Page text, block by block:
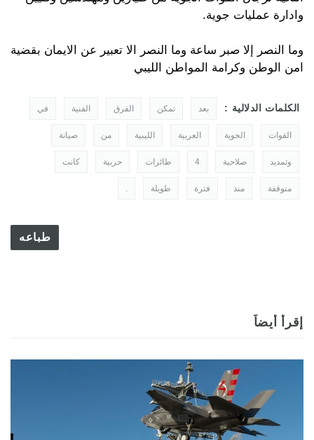
وادارة عمليات جوية.
وما النصر إلا صبر ساعة وما النصر الا تعبير عن الايمان بقضية
امن الوطن وكرامة المواطن الليبي
الكلمات الدلالية : بعد تمكن الفرق الفنية في
القوات الجوية العربية الليبية من صيانة
وتمديد صلاحية 4 طائرات حربية كانت
متوقفة منذ فترة طويلة
طباعه
إقرأ أيضاً